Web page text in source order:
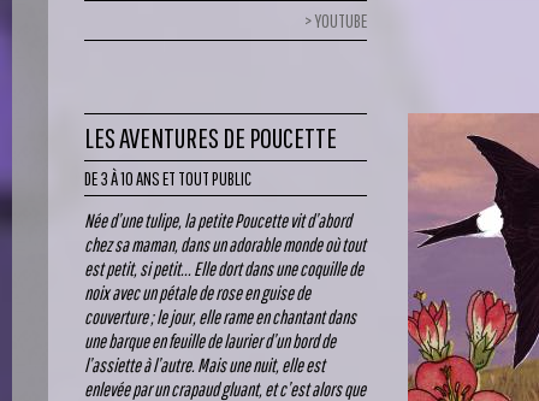
YOUTUBE
LES AVENTURES DE POUCETTE
DE 3 À 10 ANS ET TOUT PUBLIC
Née d’une tulipe, la petite Poucette vit d’abord
chez sa maman, dans un adorable monde où tout
est petit, si petit... Elle dort dans une coquille de
noix avec un pétale de rose en guise de
couverture ; le jour, elle rame en chantant dans
une barque en feuille de laurier d’un bord de
l’assiette à l’autre. Mais une nuit, elle est
enlevée par un crapaud gluant, et c’est alors que